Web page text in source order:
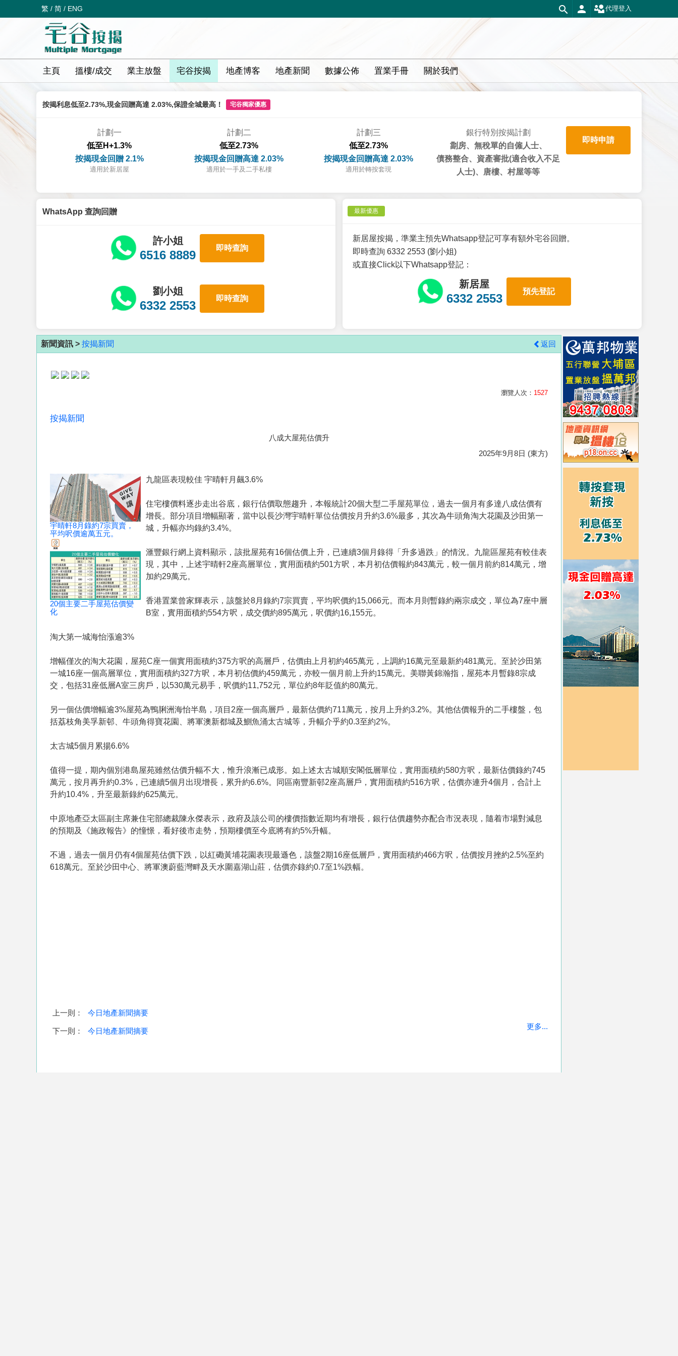
繁 / 简 / ENG 代理登入
主頁 搵樓/成交 業主放盤 宅谷按揭 地產博客 地產新聞 數據公佈 置業手冊 關於我們
按揭利息低至2.73%,現金回贈高達 2.03%,保證全城最高！ 宅谷獨家優惠
計劃一
低至H+1.3%
按揭現金回贈 2.1%
適用於新居屋
計劃二
低至2.73%
按揭現金回贈高達 2.03%
適用於一手及二手私樓
計劃三
低至2.73%
按揭現金回贈高達 2.03%
適用於轉按套現
銀行特別按揭計劃
劏房、無稅單的自僱人士、
債務整合、資產審批(適合收入不足
人士)、唐樓、村屋等等
即時申請
WhatsApp 查詢回贈
許小姐
6516 8889
即時查詢
劉小姐
6332 2553
即時查詢
最新優惠
新居屋按揭，準業主預先Whatsapp登記可享有額外宅谷回贈。
即時查詢 6332 2553 (劉小姐)
或直接Click以下Whatsapp登記：
新居屋
6332 2553
預先登記
新聞資訊 > 按揭新聞 返回
瀏覽人次： 1527
按揭新聞
八成大屋苑估價升
2025年9月8日 (東方)
宇晴軒8月錄約7宗買賣，
平均呎價逾萬五元。
20個主要二手屋苑估價變
化
九龍區表現較佳 宇晴軒月飆3.6%
住宅樓價料逐步走出谷底，銀行估價取態趨升，本報統計20個大型二手屋苑單位，過去一個月有多達八成估價有
增長。部分項目增幅顯著，當中以長沙灣宇晴軒單位估價按月升約3.6%最多，其次為牛頭角淘大花園及沙田第一
城，升幅亦均錄約3.4%。
滙豐銀行網上資料顯示，該批屋苑有16個估價上升，已連續3個月錄得「升多過跌」的情況。九龍區屋苑有較佳表
現，其中，上述宇晴軒2座高層單位，實用面積約501方呎，本月初估價報約843萬元，較一個月前約814萬元，增
加約29萬元。
香港置業曾家輝表示，該盤於8月錄約7宗買賣，平均呎價約15,066元。而本月則暫錄約兩宗成交，單位為7座中層
B室，實用面積約554方呎，成交價約895萬元，呎價約16,155元。
淘大第一城海怡漲逾3%
增幅僅次的淘大花園，屋苑C座一個實用面積約375方呎的高層戶，估價由上月初約465萬元，上調約16萬元至最新約481萬元。至於沙田第
一城16座一個高層單位，實用面積約327方呎，本月初估價約459萬元，亦較一個月前上升約15萬元。美聯黃錦瀚指，屋苑本月暫錄8宗成
交，包括31座低層A室三房戶，以530萬元易手，呎價約11,752元，單位約8年貶值約80萬元。
另一個估價增幅逾3%屋苑為鴨脷洲海怡半島，項目2座一個高層戶，最新估價約711萬元，按月上升約3.2%。其他估價報升的二手樓盤，包
括荔枝角美孚新邨、牛頭角得寶花園、將軍澳新都城及鰂魚涌太古城等，升幅介乎約0.3至約2%。
太古城5個月累揚6.6%
值得一提，期內個別港島屋苑雖然估價升幅不大，惟升浪漸已成形。如上述太古城順安閣低層單位，實用面積約580方呎，最新估價錄約745
萬元，按月再升約0.3%，已連續5個月出現增長，累升約6.6%。同區南豐新邨2座高層戶，實用面積約516方呎，估價亦連升4個月，合計上
升約10.4%，升至最新錄約625萬元。
中原地產亞太區副主席兼住宅部總裁陳永傑表示，政府及該公司的樓價指數近期均有增長，銀行估價趨勢亦配合市況表現，隨着市場對減息
的預期及《施政報告》的憧憬，看好後市走勢，預期樓價至今底將有約5%升幅。
不過，過去一個月仍有4個屋苑估價下跌，以紅磡黃埔花園表現最遜色，該盤2期16座低層戶，實用面積約466方呎，估價按月挫約2.5%至約
618萬元。至於沙田中心、將軍澳蔚藍灣畔及天水圍嘉湖山莊，估價亦錄約0.7至1%跌幅。
上一則： 今日地產新聞摘要
下一則： 今日地產新聞摘要
更多...